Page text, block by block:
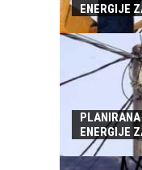
ENERGIJE
ENERGIJE